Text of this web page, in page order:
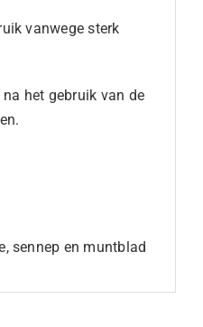
vanwege sterk
het gebruik van de
sennep en muntblad